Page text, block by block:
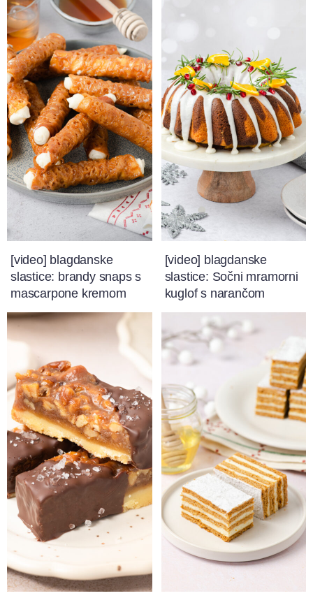
[video] blagdanske
slastice: brandy snaps s
mascarpone kremom
[video] blagdanske
slastice: Sočni mramorni
kuglof s narančom